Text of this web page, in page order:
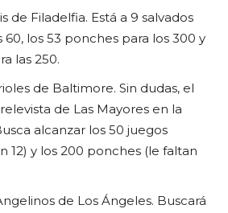
de Filadelfia. Está a 9 salvados
60, los 53 ponches para los 300 y
las 250.
de Baltimore. Sin dudas, el
de Las Mayores en la
alcanzar los 50 juegos
12) y los 200 ponches (le faltan
de Los Ángeles. Buscará